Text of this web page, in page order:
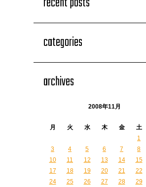
categories
archives
2008年11月
月 火 水 木 金 土
1
3
4 5 6 7 8
10
11 12 13 14 15
17
18 19 20 21 22
24
25 26 27 28 29